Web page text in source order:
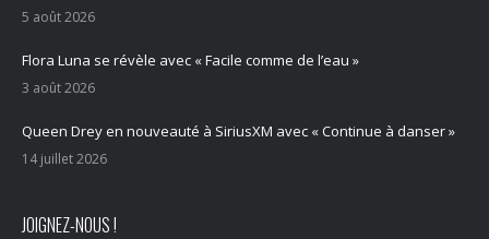
5 août 2026
Flora Luna se révèle avec « Facile comme de l’eau »
3 août 2026
Queen Drey en nouveauté à SiriusXM avec « Continue à danser »
14 juillet 2026
JOIGNEZ-NOUS !